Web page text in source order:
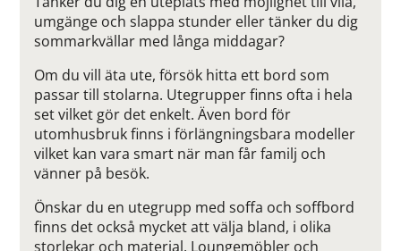
umgänge och slappa stunder eller tänker du dig
sommarkvällar med långa middagar?
Om du vill äta ute, försök hitta ett bord som
passar till stolarna. Utegrupper finns ofta i hela
set vilket gör det enkelt. Även bord för
utomhusbruk finns i förlängningsbara modeller
vilket kan vara smart när man får familj och
vänner på besök.
Önskar du en utegrupp med soffa och soffbord
finns det också mycket att välja bland, i olika
storlekar och material. Loungemöbler och